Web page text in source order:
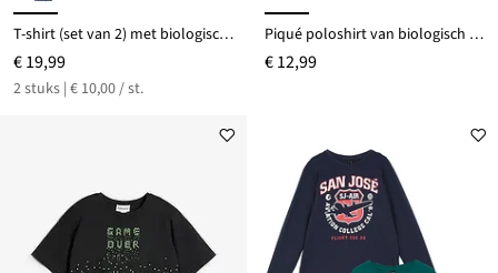
T-shirt (set van 2) met biologisch katoen
€ 19,99
2 stuks | € 10,00 / st.
Piqué poloshirt van biologisch katoen
€ 12,99